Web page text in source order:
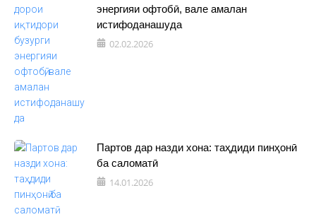
энергияи офтобӣ, вале амалан
истифоданашуда
02.02.2026
Партов дар назди хона: таҳдиди пинҳонӣ
ба саломатӣ
14.01.2026